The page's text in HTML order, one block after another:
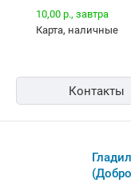
10,00 р., завтра
карта, наличные
Контакты